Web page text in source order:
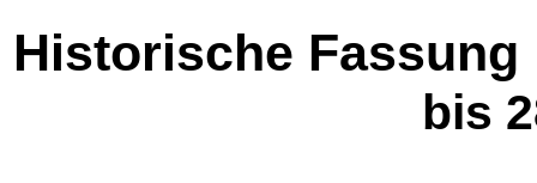
Historische Fassung
bis